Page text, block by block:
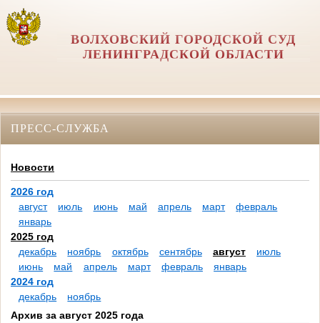
ВОЛХОВСКИЙ ГОРОДСКОЙ СУД
ЛЕНИНГРАДСКОЙ ОБЛАСТИ
ПРЕСС-СЛУЖБА
Новости
2026 год
август
июль июнь май апрель март
февраль
январь
2025 год
декабрь
ноябрь октябрь сентябрь август
июль
июнь
май апрель март февраль
январь
2024 год
декабрь
ноябрь
Архив за август 2025 года